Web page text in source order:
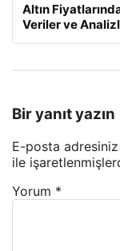
Altın
Veriler ve
Bir yanıt yazın
E-posta
ile
Yorum *